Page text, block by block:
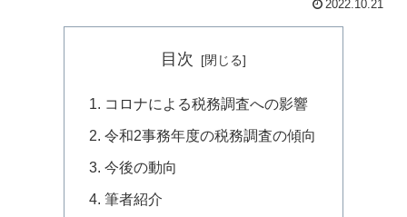
2022.10.21
目次
コロナによる税務調査への影響
令和2事務年度の税務調査の傾向
今後の動向
筆者紹介